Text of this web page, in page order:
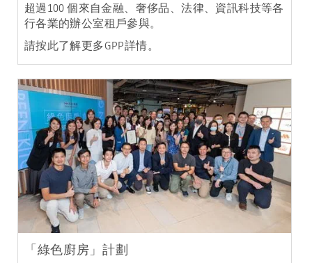
超過100 個來自金融、奢侈品、法律、資訊科技等各
行各業的辦公室租戶參與。
請按此了解更多GPP詳情。
「綠色廚房」計劃